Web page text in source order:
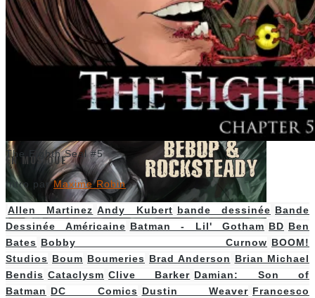
Guardians of the Galaxy
#8
Teenage Mutant Ninja Turtles Villains Micro-Series
#7
The Eighth Seal #5
EN MUSIQUE
Intro parMaxime Robin
Allen Martinez Andy Kubert bande dessinée Bande
Dessinée Américaine Batman - Lil' Gotham BD Ben
Bates Bobby Curnow BOOM!
Studios Boum Boumeries Brad Anderson Brian Michael
Bendis Cataclysm Clive Barker Damian: Son of
Batman DC Comics Dustin Weaver Francesco